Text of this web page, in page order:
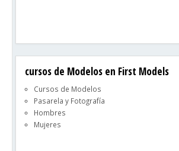
cursos de Modelos en First Models
Cursos de Modelos
Pasarela y Fotografía
Hombres
Mujeres